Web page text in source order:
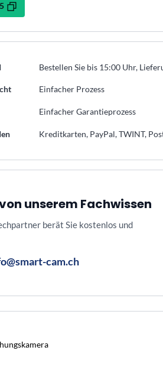
Bestellen Sie bis 15:00 Uhr,
Einfacher Prozess
Einfacher Garantieprozess
Kreditkarten, PayPal, TWINT,
unserem Fachwissen
berät Sie kostenlos und
cam.ch